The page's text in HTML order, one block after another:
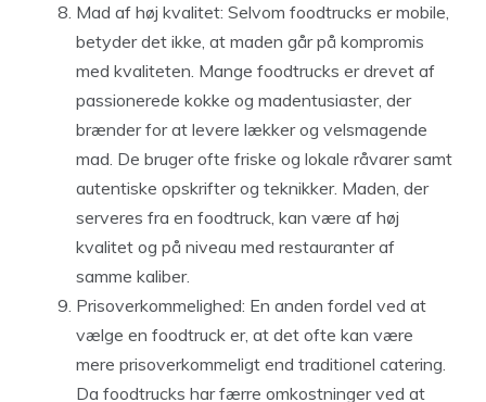
Mad af høj kvalitet: Selvom foodtrucks er mobile,
betyder det ikke, at maden går på kompromis
med kvaliteten. Mange foodtrucks er drevet af
passionerede kokke og madentusiaster, der
brænder for at levere lækker og velsmagende
mad. De bruger ofte friske og lokale råvarer samt
autentiske opskrifter og teknikker. Maden, der
serveres fra en foodtruck, kan være af høj
kvalitet og på niveau med restauranter af
samme kaliber.
Prisoverkommelighed: En anden fordel ved at
vælge en foodtruck er, at det ofte kan være
mere prisoverkommeligt end traditionel catering.
Da foodtrucks har færre omkostninger ved at